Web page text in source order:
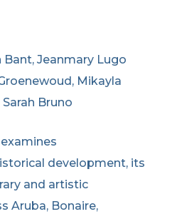
Bant, Jeanmary Lugo
Mikayla
Bruno
development, its
and artistic
Aruba, Bonaire,